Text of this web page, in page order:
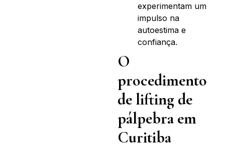
experimentam um
impulso na
autoestima e
confiança.
O
procedimento
de lifting de
pálpebra em
Curitiba